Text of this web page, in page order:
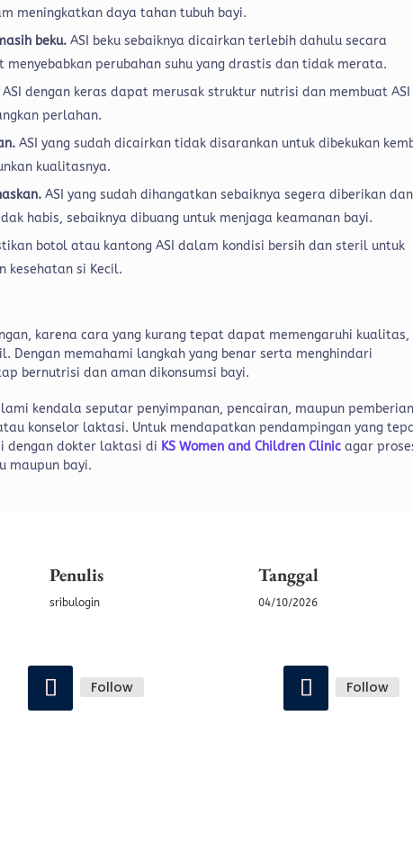
meningkatkan daya tahan tubuh bayi.
beku.ASI beku sebaiknya dicairkan terlebih dahulu secara
menyebabkan perubahan suhu yang drastis dan tidak merata.
ASI dengan keras dapat merusak struktur nutrisi dan membuat ASI
perlahan.
ASI yang sudah dicairkan tidak disarankan untuk dibekukan
kualitasnya.
ASI yang sudah dihangatkan sebaiknya segera diberikan dan
habis, sebaiknya dibuang untuk menjaga keamanan bayi.
botol atau kantong ASI dalam kondisi bersih dan steril untuk
kesehatan si Kecil.
karena cara yang kurang tepat dapat memengaruhi kualitas,
Dengan memahami langkah yang benar serta menghindari
bernutrisi dan aman dikonsumsi bayi.
kendala seputar penyimpanan, pencairan, maupun pemberian
konselor laktasi. Untuk mendapatkan pendampingan yang
dengan dokter laktasi di KS Women and Children Clinic agar
maupun bayi.
Penulis
sribulogin
Tanggal
04/10/2026
Follow Follow